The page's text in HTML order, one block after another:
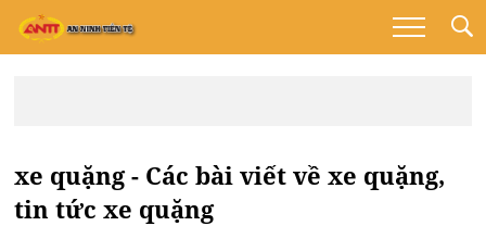
xe quặng - Các bài viết về xe quặng,
tin tức xe quặng